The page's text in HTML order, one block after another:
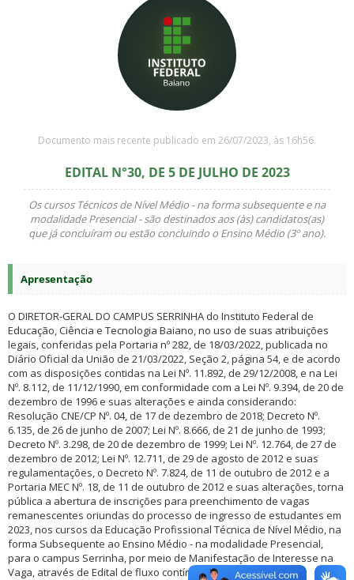
Documento mais recente publicado em 26/07/2023, às 16h56.
EDITAL N°30, DE 5 DE JULHO DE 2023
Os cursos Técnicos de Nível Médio - na forma subsequente e na
modalidade Presencial - são destinados aos (às) candidatos(as)
que já concluíram ou estão concluindo o Ensino Médio (3º ano).
Apresentação
O DIRETOR-GERAL DO CAMPUS SERRINHA do Instituto Federal de
Educação, Ciência e Tecnologia Baiano, no uso de suas atribuições
legais, conferidas pela Portaria nº 282, de 18/03/2022, publicada no
Diário Oficial da União de 21/03/2022, Seção 2, página 54, e de acordo
com as disposições contidas na Lei Nº. 11.892, de 29/12/2008, e na Lei
Nº. 8.112, de 11/12/1990, em conformidade com a Lei Nº. 9.394, de 20 de
dezembro de 1996 e suas alterações e ainda considerando:
Resolução CNE/CP Nº. 04, de 17 de dezembro de 2018; Decreto Nº.
6.135, de 26 de junho de 2007; Lei Nº. 8.666, de 21 de junho de 1993;
Decreto Nº. 3.298, de 20 de dezembro de 1999; Lei Nº. 12.764, de 27 de
dezembro de 2012; Lei Nº. 12.711, de 29 de agosto de 2012 e suas
regulamentações, o Decreto Nº. 7.824, de 11 de outubro de 2012 e a
Portaria MEC Nº. 18, de 11 de outubro de 2012 e suas alterações, torna
pública a abertura de inscrições para preenchimento de vagas
remanescentes oriundas do processo de ingresso de estudantes em
2023, nos cursos da Educação Profissional Técnica de Nível Médio, na
forma Subsequente ao Ensino Médio - na modalidade Presencial,
para o campus Serrinha, por meio de Manifestação de Interesse na
Vaga, através de Edital de fluxo contínuo.